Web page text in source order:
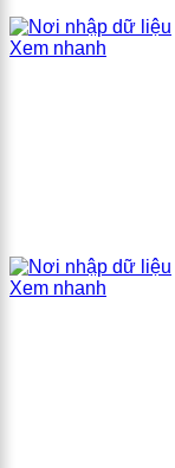
Xem nhanh
Xem nhanh